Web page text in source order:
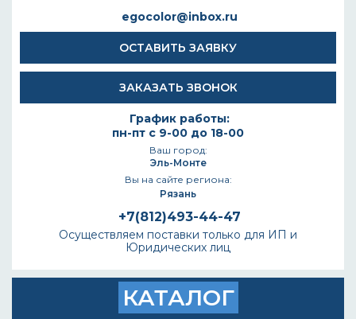
egocolor@inbox.ru
ОСТАВИТЬ ЗАЯВКУ
ЗАКАЗАТЬ ЗВОНОК
График работы:
пн-пт с 9-00 до 18-00
Ваш город:
Эль-Монте
Вы на сайте региона:
Рязань
+7(812)493-44-47
Осуществляем поставки только для ИП и
Юридических лиц
КАТАЛОГ